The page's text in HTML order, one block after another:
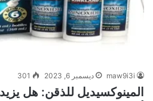
maw9i3i ديسمبر 6, 2023 301
المينوكسيديل للذقن: هل